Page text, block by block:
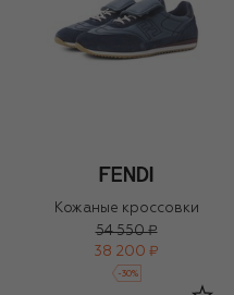
Кожаные кроссовки
54 550 ₽
38 200 ₽
-30%